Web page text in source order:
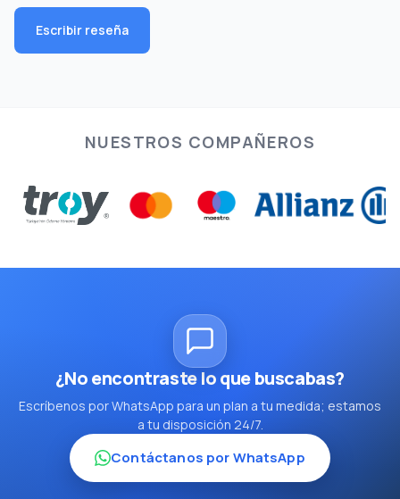
Escribir reseña
NUESTROS COMPAÑEROS
¿No encontraste lo que buscabas?
Escríbenos por WhatsApp para un plan a tu medida; estamos
a tu disposición 24/7.
Contáctanos por WhatsApp